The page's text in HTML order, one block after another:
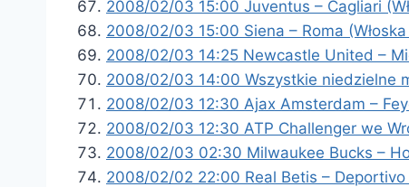
2008/02/03 15:00 Juventus – Cagliari
2008/02/03 15:00 Siena – Roma
2008/02/03 14:25 Newcastle United –
2008/02/03 14:00 Wszystkie niedzielne
2008/02/03 12:30 Ajax Amsterdam –
2008/02/03 12:30 ATP Challenger we
2008/02/03 02:30 Milwaukee Bucks –
2008/02/02 22:00 Real Betis –